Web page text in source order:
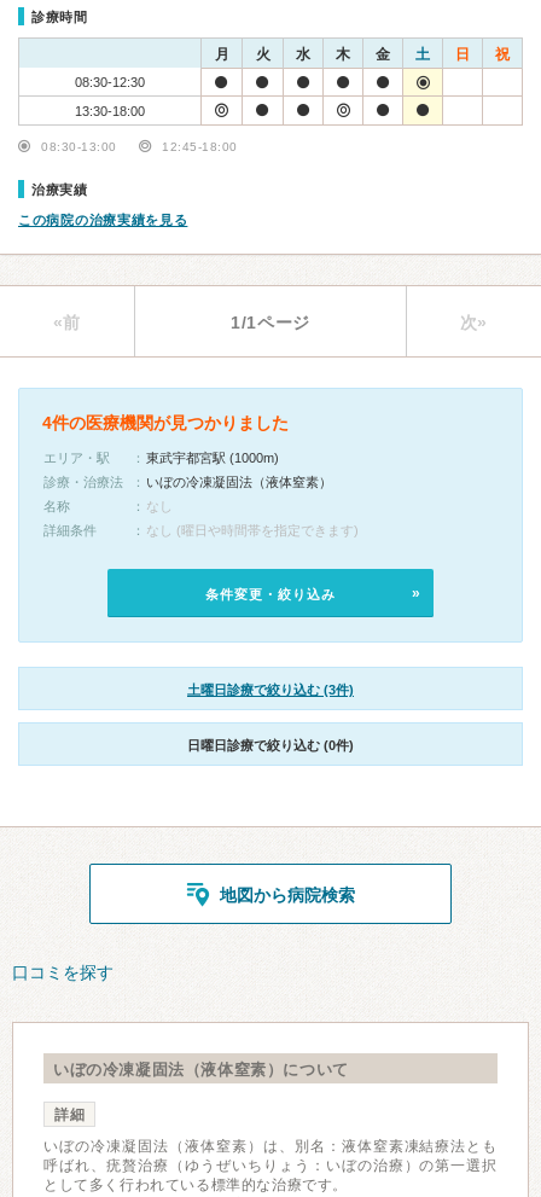
診療時間
月 火 水 木 金 土 日 祝
08:30-12:30
13:30-18:00
08:30-13:00 12:45-18:00
治療実績
この病院の治療実績を見る
«前 1/1ページ 次»
4件の医療機関が見つかりました
エリア・駅
東武宇都宮駅 (1000m)
診療・治療法
いぼの冷凍凝固法（液体窒素）
名称
なし
詳細条件
なし (曜日や時間帯を指定できます)
条件変更・絞り込み
土曜日診療で絞り込む (3件)
日曜日診療で絞り込む (0件)
地図から病院検索
口コミを探す
いぼの冷凍凝固法（液体窒素）について
詳細
いぼの冷凍凝固法（液体窒素）は、別名：液体窒素凍結療法とも
呼ばれ、疣贅治療（ゆうぜいちりょう：いぼの治療）の第一選択
として多く行われている標準的な治療です。